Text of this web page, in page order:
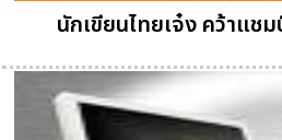
นักเขียนไทยเจ๋ง คว้าแช